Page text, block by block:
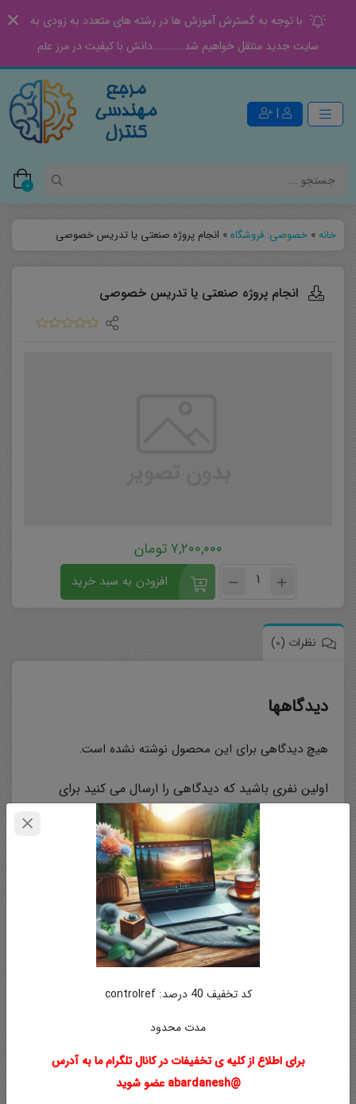
با توجه به گسترش آموزش ها در رشته های متعدد به زودی به
سایت جدید منتقل خواهیم شد..........دانش با کیفیت در مرز علم
|
0
خانه» خصوصی: فروشگاه» انجام پروژه صنعتی یا تدریس خصوصی
انجام پروژه صنعتی یا تدریس خصوصی
۷,۲۰۰,۰۰۰تومان
افزودن به سبد خرید
نظرات (0)
دیدگاهها
هیچ دیدگاهی برای این محصول نوشته نشده است.
اولین نفری باشید که دیدگاهی را ارسال می کنید برای
“انجام پروژه صنعتی یا تدریس خصوصی”
نشانی ایمیل شما منتشر نخواهد شد. بخش‌های موردنیاز
علامت‌گذاری شده‌اند*
کد تخفیف 40 درصد: controlref
مدت محدود
برای اطلاع از کلیه ی تخفیفات در کانال تلگرام ما به آدرس
@abardanesh عضو شوید